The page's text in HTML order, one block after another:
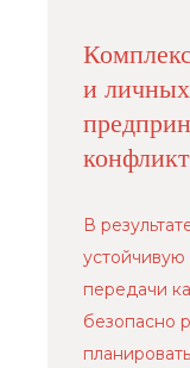
и
В
устойчивую
передачи
безопасно